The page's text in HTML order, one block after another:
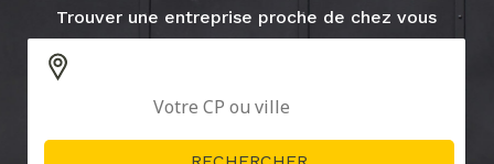
Trouver une entreprise proche de chez vous